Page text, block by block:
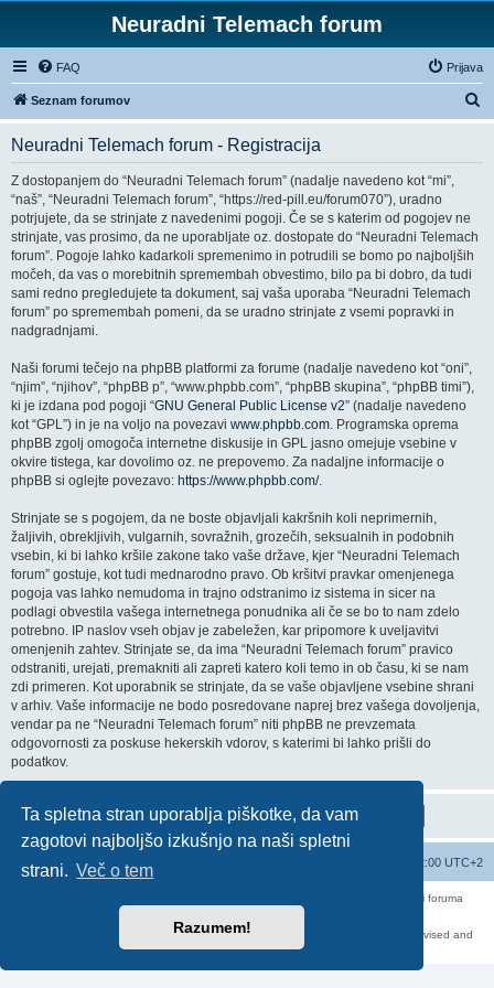
Ta spletna stran uporablja piškotke, da vam
zagotovi najboljšo izkušnjo na naši spletni
strani. Več o tem
Razumem!
Neuradni Telemach forum
FAQ Prijava
Seznam forumov
s
Neuradni Telemach forum - Registracija
Z dostopanjem do “Neuradni Telemach forum” (nadalje navedeno kot “mi”,
“naš”, “Neuradni Telemach forum”, “https://red-pill.eu/forum070”), uradno
potrjujete, da se strinjate z navedenimi pogoji. Če se s katerim od pogojev ne
strinjate, vas prosimo, da ne uporabljate oz. dostopate do “Neuradni Telemach
forum”. Pogoje lahko kadarkoli spremenimo in potrudili se bomo po najboljših
močeh, da vas o morebitnih spremembah obvestimo, bilo pa bi dobro, da tudi
sami redno pregledujete ta dokument, saj vaša uporaba “Neuradni Telemach
forum” po spremembah pomeni, da se uradno strinjate z vsemi popravki in
nadgradnjami.
Naši forumi tečejo na phpBB platformi za forume (nadalje navedeno kot “oni”,
“njim”, “njihov”, “phpBB p”, “www.phpbb.com”, “phpBB skupina”, “phpBB timi”),
ki je izdana pod pogoji “GNU General Public License v2” (nadalje navedeno
kot “GPL”) in je na voljo na povezavi www.phpbb.com. Programska oprema
phpBB zgolj omogoča internetne diskusije in GPL jasno omejuje vsebine v
okvire tistega, kar dovolimo oz. ne prepovemo. Za nadaljne informacije o
phpBB si oglejte povezavo: https://www.phpbb.com/.
Strinjate se s pogojem, da ne boste objavljali kakršnih koli neprimernih,
žaljivih, obrekljivih, vulgarnih, sovražnih, grozečih, seksualnih in podobnih
vsebin, ki bi lahko kršile zakone tako vaše države, kjer “Neuradni Telemach
forum” gostuje, kot tudi mednarodno pravo. Ob kršitvi pravkar omenjenega
pogoja vas lahko nemudoma in trajno odstranimo iz sistema in sicer na
podlagi obvestila vašega internetnega ponudnika ali če se bo to nam zdelo
potrebno. IP naslov vseh objav je zabeležen, kar pripomore k uveljavitvi
omenjenih zahtev. Strinjate se, da ima “Neuradni Telemach forum” pravico
odstraniti, urejati, premakniti ali zapreti katero koli temo in ob času, ki se nam
zdi primeren. Kot uporabnik se strinjate, da se vaše objavljene vsebine shrani
v arhiv. Vaše informacije ne bodo posredovane naprej brez vašega dovoljenja,
vendar pa ne “Neuradni Telemach forum” niti phpBB ne prevzemata
odgovornosti za poskuse hekerskih vdorov, s katerimi bi lahko prišli do
podatkov.
Seznam forumov Vsi časi so UTC+02:00 UTC+2
Forum070 je neuradni forum uporabnikov operaterja Telemach. Administratorji foruma
nimamo nobene povezave s podjetjem Telemach d.o.o.
Za vse objavljene prispevke odgovarjajo izključno njihovi avtorji.
https://red-pill.eu/forum070 -- forum070@red-pill.eu -- Powered by phpBB3 -- revised and